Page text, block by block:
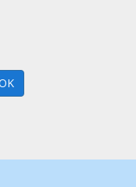
zadarmo
nám tip